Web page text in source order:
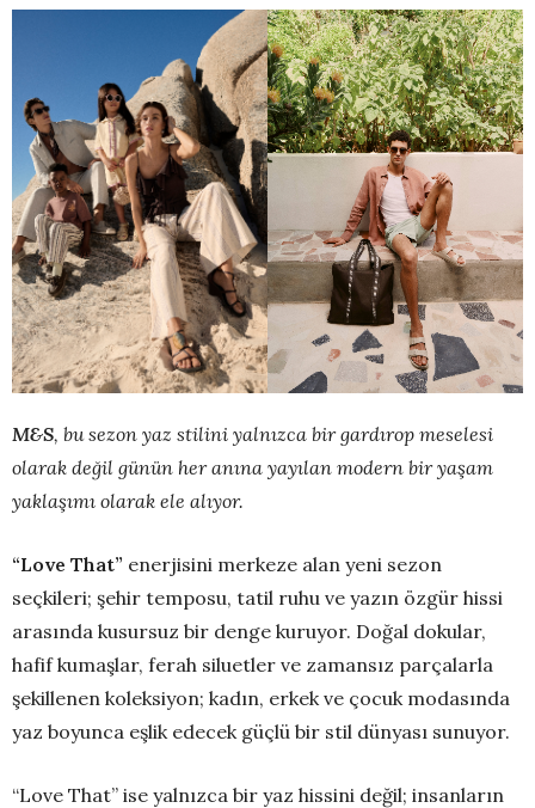
M&S, bu sezon yaz stilini yalnızca bir gardırop meselesi
olarak değil günün her anına yayılan modern bir yaşam
yaklaşımı olarak ele alıyor.
“Love That” enerjisini merkeze alan yeni sezon
seçkileri; şehir temposu, tatil ruhu ve yazın özgür hissi
arasında kusursuz bir denge kuruyor. Doğal dokular,
hafif kumaşlar, ferah siluetler ve zamansız parçalarla
şekillenen koleksiyon; kadın, erkek ve çocuk modasında
yaz boyunca eşlik edecek güçlü bir stil dünyası sunuyor.
“Love That” ise yalnızca bir yaz hissini değil; insanların